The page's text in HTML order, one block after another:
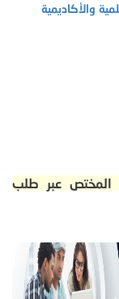
والأكاديمية
المختص عبر طلب